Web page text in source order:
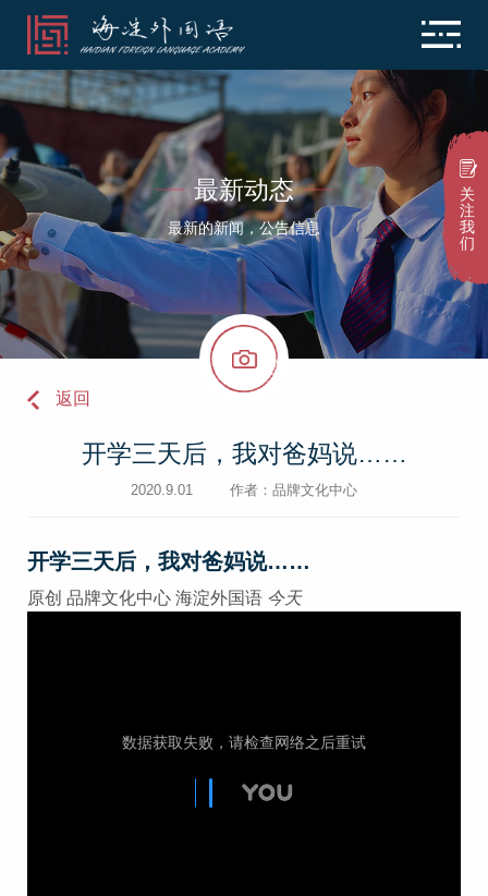
关
注
我
们
最新动态
最新的新闻，公告信息
返回
开学三天后，我对爸妈说……
2020.9.01 作者：品牌文化中心
开学三天后，我对爸妈说……
原创 品牌文化中心 海淀外国语 今天